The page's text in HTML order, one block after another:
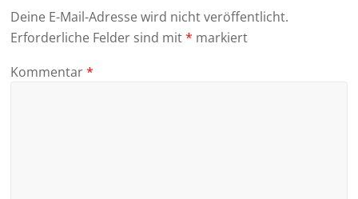
Deine E-Mail-Adresse wird nicht veröffentlicht.
Erforderliche Felder sind mit* markiert
Kommentar*